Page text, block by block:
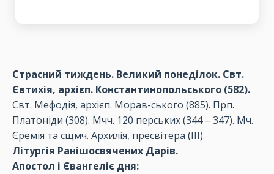
Страсний тиждень. Великий понеділок. Свт.
Євтихія, архієп. Константинопольського (582).
Свт. Мефодія, архієп. Морав-ського (885). Прп.
Платоніди (308). Мчч. 120 перських (344 – 347). Мч.
Єремія та сщмч. Архилія, пресвітера (ІІІ).
Літургія Ранішосвячених Дарів.
Апостол і Євангеліє дня: